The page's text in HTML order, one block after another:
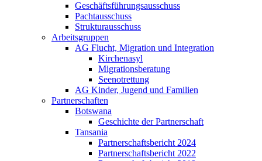
Geschäftsführungsausschuss
Pachtausschuss
Strukturausschuss
Arbeitsgruppen
AG Flucht, Migration und Integration
Kirchenasyl
Migrationsberatung
Seenotrettung
AG Kinder, Jugend und Familien
Partnerschaften
Botswana
Geschichte der Partnerschaft
Tansania
Partnerschaftsbericht 2024
Partnerschaftsbericht 2022